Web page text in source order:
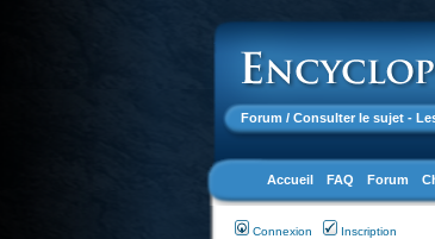
Forum / Consulter le sujet -
Accueil FAQ Forum
Connexion Inscription